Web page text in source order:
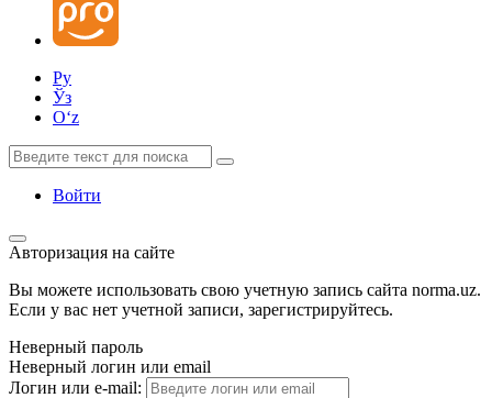
Ру
Ўз
Oʻz
Войти
Авторизация на сайте
Вы можете использовать свою учетную запись сайта norma.uz.
Если у вас нет учетной записи, зарегистрируйтесь.
Неверный пароль
Неверный логин или email
Логин или e-mail: